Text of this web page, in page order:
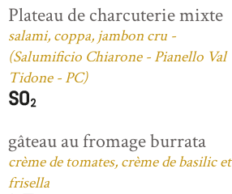
Plateau de charcuterie mixte
salami, coppa, jambon cru -
(Salumificio Chiarone - Pianello Val
Tidone - PC)
gâteau au fromage burrata
crème de tomates, crème de basilic et
frisella